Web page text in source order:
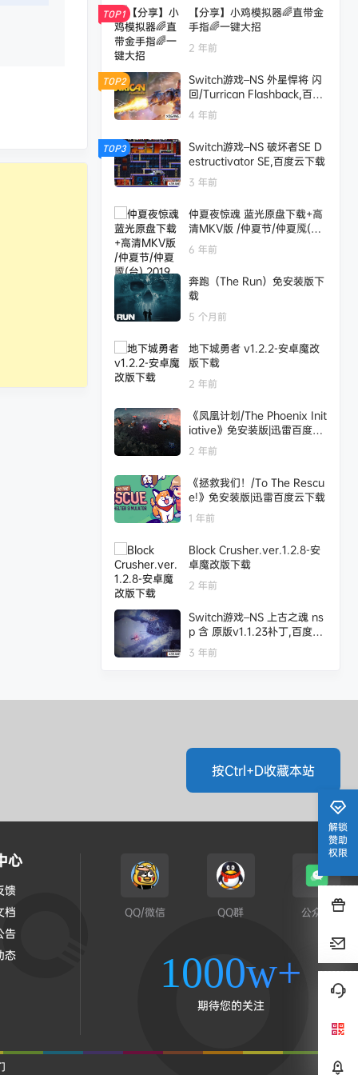
TOP1
【分享】小鸡模拟器🌈直带金
手指🌈一键大招
2 年前
TOP2
Switch游戏–NS 外星悍将 闪
回/Turrican Flashback,百度
云下载
4 年前
TOP3
Switch游戏–NS 破坏者SE D
estructivator SE,百度云下载
3 年前
仲夏夜惊魂 蓝光原盘下载+高
清MKV版 /仲夏节/仲夏魇(台)
2019 Midsommar 36.9G
6 年前
奔跑（The Run）免安装版下
载
5 个月前
地下城勇者 v1.2.2-安卓魔改
版下载
2 年前
《凤凰计划/The Phoenix Init
iative》免安装版|迅雷百度云
下载
2 年前
《拯救我们！/To The Rescu
e!》免安装版|迅雷百度云下载
1 年前
Block Crusher.ver.1.2.8-安
卓魔改版下载
2 年前
Switch游戏–NS 上古之魂 ns
p 含 原版v1.1.23补丁,百度云
下载
3 年前
解锁
赞助
权限
按Ctrl+D收藏本站
心
馈
档
告
态
QQ/微信 QQ群 公众号
1000w+
期待您的关注